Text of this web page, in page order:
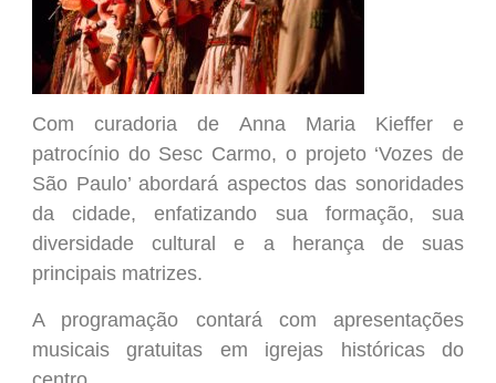
Com curadoria de Anna Maria Kieffer e
patrocínio do Sesc Carmo, o projeto ‘Vozes de
São Paulo’ abordará aspectos das sonoridades
da cidade, enfatizando sua formação, sua
diversidade cultural e a herança de suas
principais matrizes.
A programação contará com apresentações
musicais gratuitas em igrejas históricas do